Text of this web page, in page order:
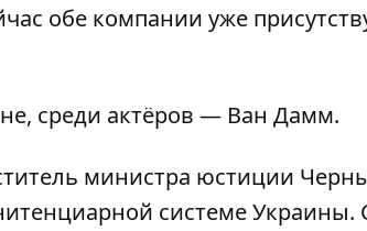
обе компании уже
среди актёров — Ван Дамм.
министра юстиции
системе Украины.